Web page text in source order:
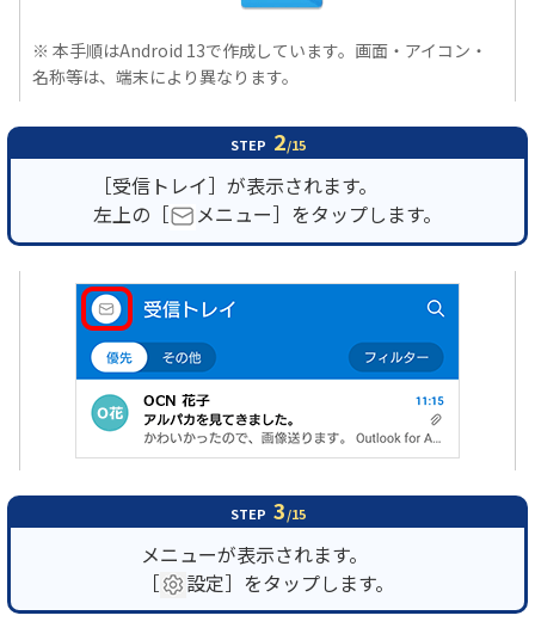
OCN サービス一覧
※ 本手順はAndroid 13で作成しています。画面・アイコン・
名称等は、端末により異なります。
STEP 2/15
［受信トレイ］が表示されます。
左上の［
メニュー］をタップします。
STEP 3/15
メニューが表示されます。
［
設定］をタップします。